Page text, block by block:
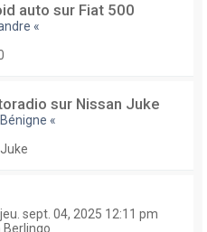
auto sur Fiat 500
«
sur Nissan Juke
«
jeu. sept. 04, 2025 12:11 pm